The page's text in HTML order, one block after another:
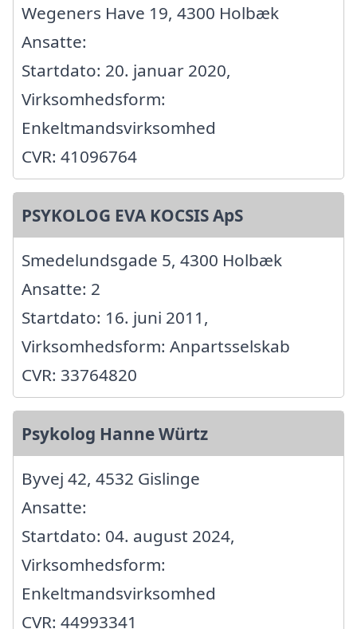
Wegeners Have 19, 4300 Holbæk
Ansatte:
Startdato: 20. januar 2020,
Virksomhedsform:
Enkeltmandsvirksomhed
CVR: 41096764
PSYKOLOG EVA KOCSIS ApS
Smedelundsgade 5, 4300 Holbæk
Ansatte: 2
Startdato: 16. juni 2011,
Virksomhedsform: Anpartsselskab
CVR: 33764820
Psykolog Hanne Würtz
Byvej 42, 4532 Gislinge
Ansatte:
Startdato: 04. august 2024,
Virksomhedsform:
Enkeltmandsvirksomhed
CVR: 44993341